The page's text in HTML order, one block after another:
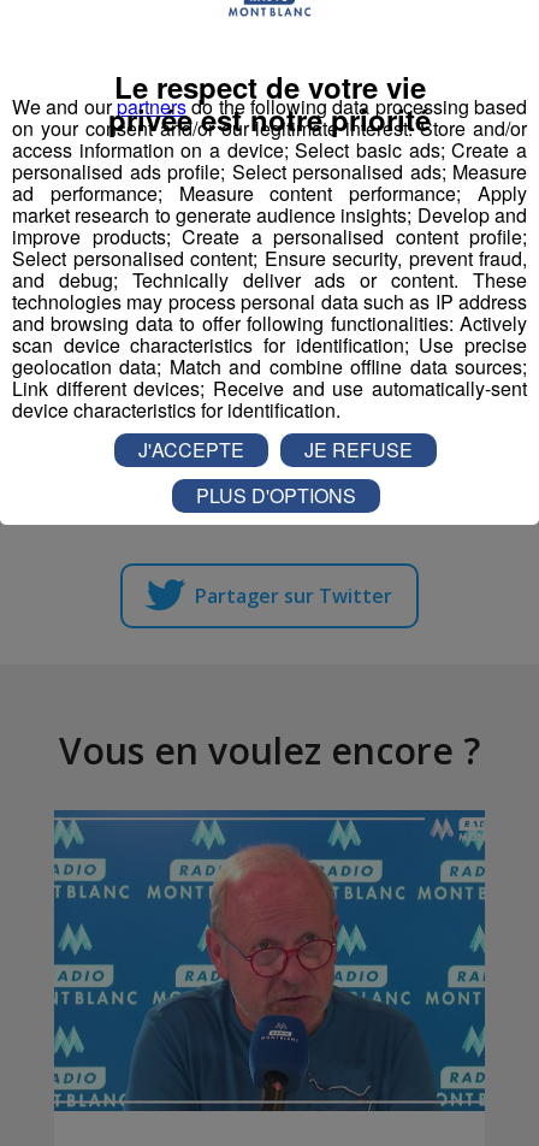
Partager sur Facebook
Partager sur Twitter
Vous en voulez encore ?
We and ourpartnersdo the following data processing based
on your consent and/or our legitimate interest: Store and/or
access information on a device; Select basic ads; Create a
personalised ads profile; Select personalised ads; Measure
ad performance; Measure content performance; Apply
market research to generate audience insights; Develop and
improve products; Create a personalised content profile;
Select personalised content; Ensure security, prevent fraud,
and debug; Technically deliver ads or content. These
technologies may process personal data such as IP address
and browsing data to offer following functionalities: Actively
scan device characteristics for identification; Use precise
geolocation data; Match and combine offline data sources;
Link different devices; Receive and use automatically-sent
device characteristics for identification.
Le respect de votre vie
privée est notre priorité
J'ACCEPTE
JE REFUSE
PLUS D'OPTIONS